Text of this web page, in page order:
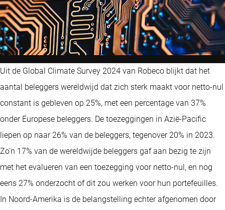
Uit de Global Climate Survey 2024 van Robeco blijkt dat het
aantal beleggers wereldwijd dat zich sterk maakt voor netto-nul
constant is gebleven op 25%, met een percentage van 37%
onder Europese beleggers. De toezeggingen in Azië-Pacific
liepen op naar 26% van de beleggers, tegenover 20% in 2023.
Zo'n 17% van de wereldwijde beleggers gaf aan bezig te zijn
met het evalueren van een toezegging voor netto-nul, en nog
eens 27% onderzocht of dit zou werken voor hun portefeuilles.
In Noord-Amerika is de belangstelling echter afgenomen door